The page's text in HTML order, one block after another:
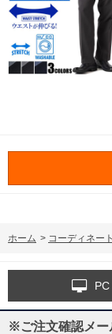
ホーム > コーディネート
PC
※ご注文確認メー